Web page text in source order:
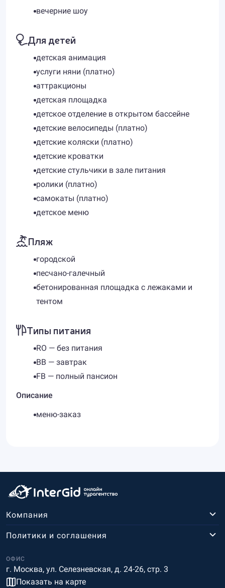
вечерние шоу
Для детей
детская анимация
услуги няни (платно)
аттракционы
детская площадка
детское отделение в открытом бассейне
детские велосипеды (платно)
детские коляски (платно)
детские кроватки
детские стульчики в зале питания
ролики (платно)
самокаты (платно)
детское меню
Пляж
городской
песчано-галечный
бетонированная площадка с лежаками и
тентом
Типы питания
RO — без питания
ВВ — завтрак
FB — полный пансион
Описание
меню-заказ
Компания
ОФИС
г. Москва, ул. Селезневская, д. 24-26, стр. 3
Показать на карте
Политики и соглашения